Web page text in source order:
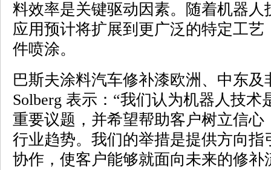
料效率是关键驱动因素。随着机器
应用预计将扩展到更广泛的特定工
件喷涂。
巴斯夫涂料汽车修补漆欧洲、中东及
Solberg 表示：“我们认为机器人技
重要议题，并希望帮助客户树立信
行业趋势。我们的举措是提供方向
协作，使客户能够就面向未来的修